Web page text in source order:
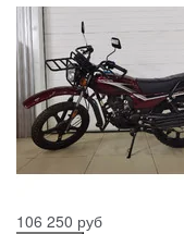
106 250 руб